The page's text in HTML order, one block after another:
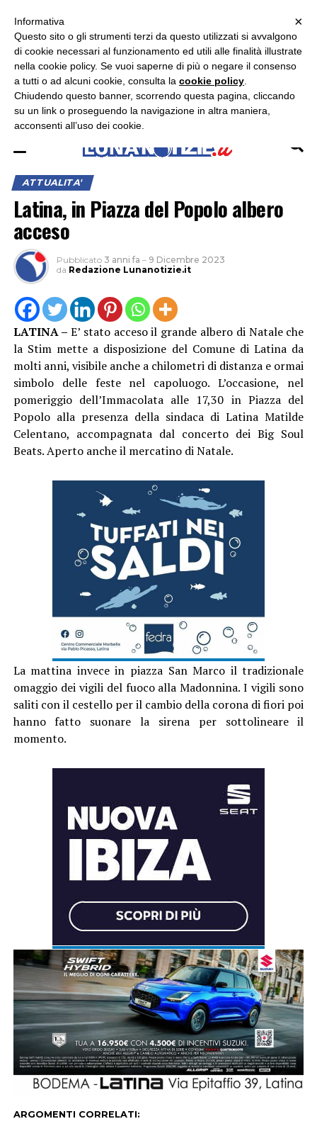
ASCOLTA RADIO LUNA
ATTUALITA'
Latina, in Piazza del Popolo albero
acceso
Pubblicato 3 anni fa – 9 Dicembre 2023
da Redazione Lunanotizie.it
LATINA –E’ stato acceso il grande albero di Natale che
la Stim mette a disposizione del Comune di Latina da
molti anni, visibile anche a chilometri di distanza e ormai
simbolo delle feste nel capoluogo. L’occasione, nel
pomeriggio dell’Immacolata alle 17,30 in Piazza del
Popolo alla presenza della sindaca di Latina Matilde
Celentano, accompagnata dal concerto dei Big Soul
Beats. Aperto anche il mercatino di Natale.
La mattina invece in piazza San Marco il tradizionale
omaggio dei vigili del fuoco alla Madonnina. I vigili sono
saliti con il cestello per il cambio della corona di fiori poi
hanno fatto suonare la sirena per sottolineare il
momento.
ARGOMENTI CORRELATI:
×
×
Informativa
Questo sito o gli strumenti terzi da questo utilizzati si avvalgono
di cookie necessari al funzionamento ed utili alle finalità illustrate
nella cookie policy. Se vuoi saperne di più o negare il consenso
a tutti o ad alcuni cookie, consulta la cookie policy
Chiudendo questo banner, scorrendo questa pagina, cliccando
su un link o proseguendo la navigazione in altra maniera,
acconsenti all’uso dei cookie.